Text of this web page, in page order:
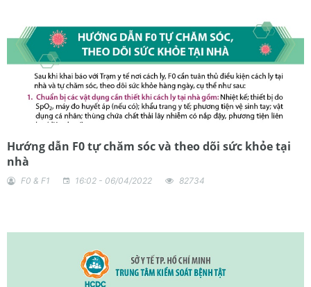
Hướng dẫn F0 tự chăm sóc và theo dõi sức khỏe tại
nhà
F0 & F1 16:02 - 06/04/2022 82734